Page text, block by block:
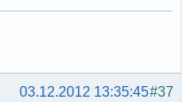
#37
03.12.2012 13:35:45